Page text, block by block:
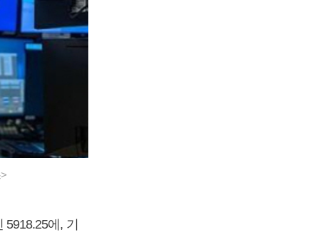
에, 기